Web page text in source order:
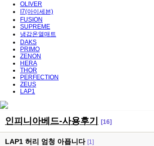
OLIVER
I7(아이세븐)
FUSION
SUPREME
냉감온열매트
DAKS
PRIMO
ZENON
HERA
THOR
PERFECTION
ZEUS
LAP1
인피니아베드-사용후기 [16]
LAP1 허리 엄청 아픕니다 [1]